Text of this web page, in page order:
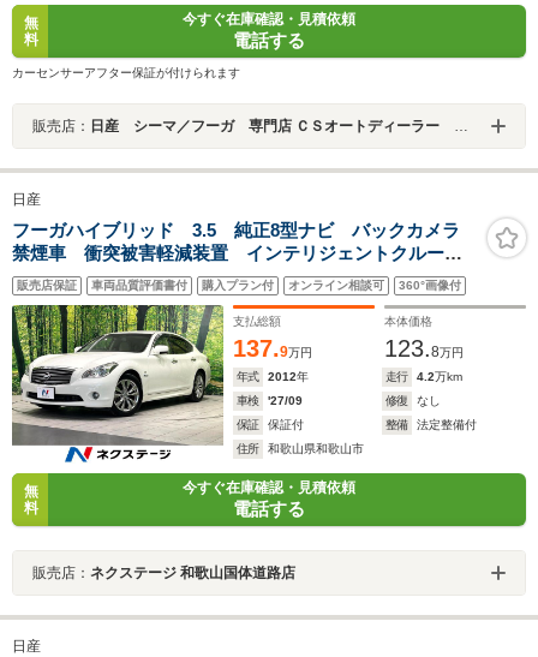
無
料
今すぐ在庫確認・見積依頼
電話する
カーセンサーアフター保証が付けられます
販売店： 日産 シーマ／フーガ 専門店 ＣＳオートディーラー ５１系 シーマ／フーガ 中古車専門店
日産
フーガハイブリッド 3.5 純正8型ナビ バックカメラ
禁煙車 衝突被害軽減装置 インテリジェントクルー
ズ レザーシート パワーシート HIDヘッド ETC 純
正18インチアルミ オートライト デュアルエアコン
販売店保証 車両品質評価書付 購入プラン付 オンライン相談可 360°画像付
支払総額
137.9万円
本体価格
123.8万円
年式
2012年 走行 4.2万km
車検
'27/09 修復
なし
保証
保証付 整備
法定整備付
住所
和歌山県和歌山市
無
料
今すぐ在庫確認・見積依頼
電話する
販売店： ネクステージ 和歌山国体道路店
日産